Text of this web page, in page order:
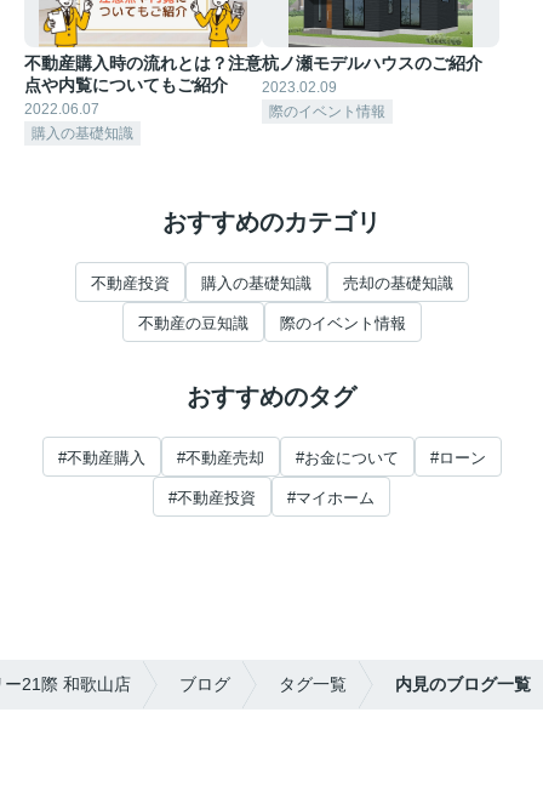
不動産購入時の流れとは？注意
点や内覧についてもご紹介
2022.06.07
購入の基礎知識
杭ノ瀬モデルハウスのご紹介
2023.02.09
際のイベント情報
おすすめのカテゴリ
不動産投資 購入の基礎知識 売却の基礎知識
不動産の豆知識 際のイベント情報
おすすめのタグ
#不動産購入 #不動産売却 #お金について #ローン
#不動産投資 #マイホーム
21際 和歌山店 ブログ タグ一覧 内見のブログ一覧